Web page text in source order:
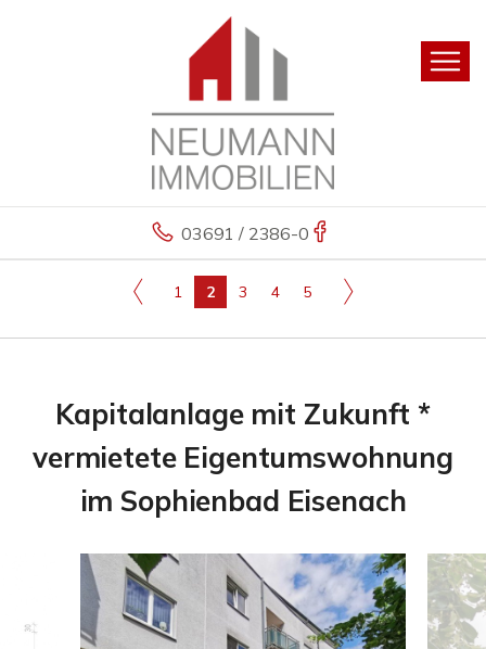
03691 / 2386-0
1 2 3 4 5
Kapitalanlage mit Zukunft *
vermietete Eigentumswohnung
im Sophienbad Eisenach